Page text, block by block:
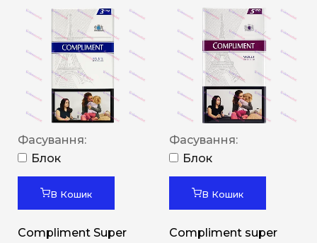
Фасування:
Блок
В Кошик
Compliment Super
Фасування:
Блок
В Кошик
Compliment super